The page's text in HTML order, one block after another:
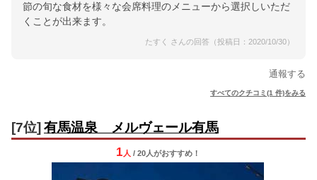
節の旬な食材を様々な会席料理のメニューから選択しいただ
くことが出来ます。
たすく さんの回答（投稿日：2020/10/30）
通報する
すべてのクチコミ(1 件)をみる
[7位] 有馬温泉 メルヴェール有馬
1 人 / 20人がおすすめ！